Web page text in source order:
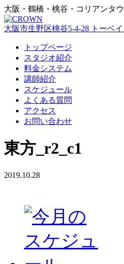
大阪・鶴橋・桃谷・コリアンタ
大阪市生野区桃谷5-4-28 トーベ
トップページ
スタジオ紹介
料金システム
講師紹介
スケジュール
よくある質問
アクセス
お問い合わせ
東方_r2_c1
2019.10.28